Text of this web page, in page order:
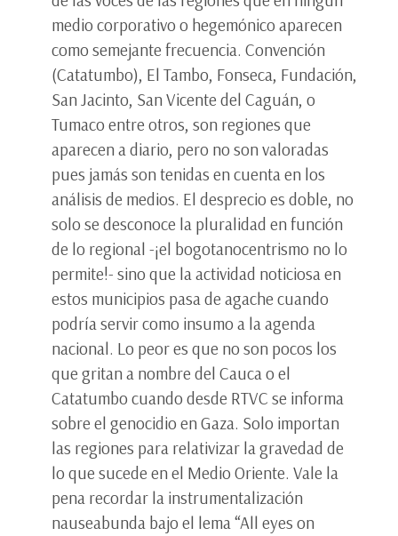
medio corporativo o hegemónico aparecen
como semejante frecuencia. Convención
(Catatumbo), El Tambo, Fonseca, Fundación,
San Jacinto, San Vicente del Caguán, o
Tumaco entre otros, son regiones que
aparecen a diario, pero no son valoradas
pues jamás son tenidas en cuenta en los
análisis de medios. El desprecio es doble, no
solo se desconoce la pluralidad en función
de lo regional -¡el bogotanocentrismo no lo
permite!- sino que la actividad noticiosa en
estos municipios pasa de agache cuando
podría servir como insumo a la agenda
nacional. Lo peor es que no son pocos los
que gritan a nombre del Cauca o el
Catatumbo cuando desde RTVC se informa
sobre el genocidio en Gaza. Solo importan
las regiones para relativizar la gravedad de
lo que sucede en el Medio Oriente. Vale la
pena recordar la instrumentalización
nauseabunda bajo el lema “All eyes on